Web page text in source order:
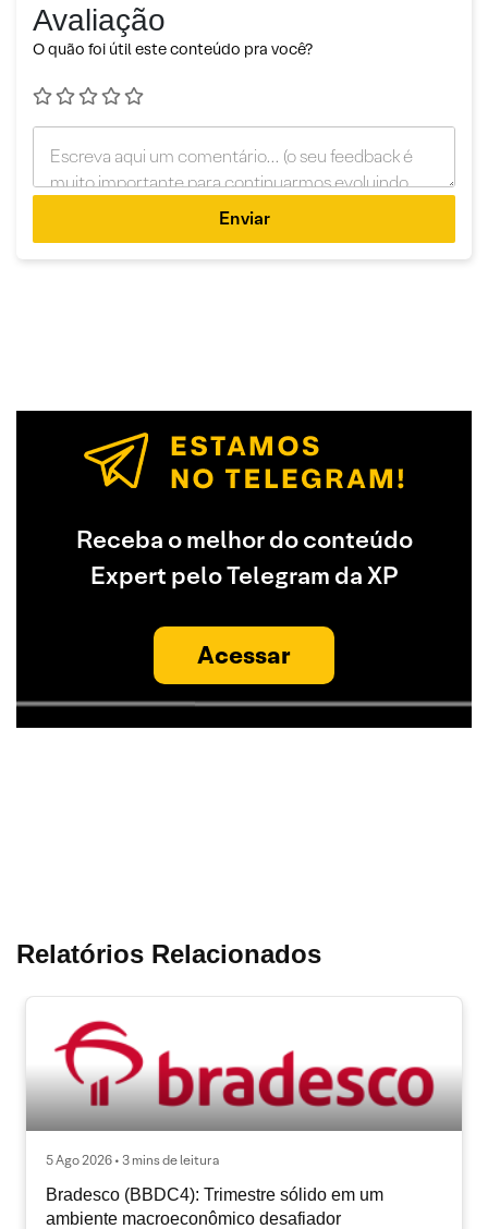
Avaliação
O quão foi útil este conteúdo pra você?
Enviar
Receba o melhor do conteúdo
Expert pelo Telegram da XP
Acessar
Relatórios Relacionados
5 Ago 2026 • 3 mins de leitura
Bradesco (BBDC4): Trimestre sólido em um
ambiente macroeconômico desafiador